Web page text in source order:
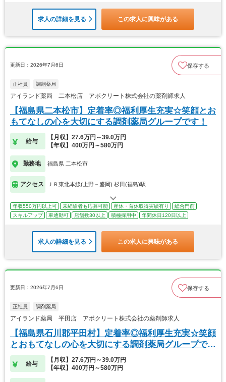
求人の詳細を見る この求人に興味がある
更新日：2026年7月6日 保存する
正社員 調剤薬局
アイランド薬局 二本松店 アポクリート株式会社の薬剤師求人
【福島県二本松市】定着率◎福利厚生充実☆笑顔とお
もてなしの心を大切にする調剤薬局グループです！
給与
【月収】27.6万円～39.0万円
【年収】400万円～580万円
勤務地 福島県 二本松市
アクセス ＪＲ東北本線(上野－盛岡) 杉田(福島)駅
年収550万円以上可 未経験者も応募可能 産休・育休取得実績有り
総合門前
スキルアップ
車通勤可 店舗数30以上 積極採用中 年間休日120日以上
求人の詳細を見る この求人に興味がある
更新日：2026年7月6日 保存する
正社員 調剤薬局
アイランド薬局 平田店 アポクリート株式会社の薬剤師求人
【福島県石川郡平田村】定着率◎福利厚生充実☆笑顔
とおもてなしの心を大切にする調剤薬局グループで
す！
給与
【月収】27.6万円～39.0万円
【年収】400万円～580万円